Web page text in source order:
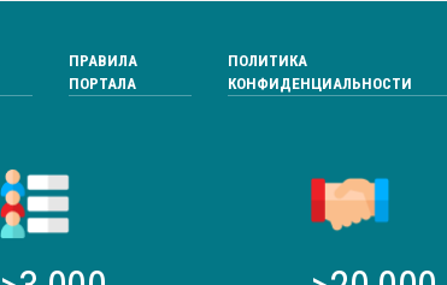
ПРАВИЛА
ПОРТАЛА
ПОЛИТИКА
КОНФИДЕНЦИАЛЬНОСТИ